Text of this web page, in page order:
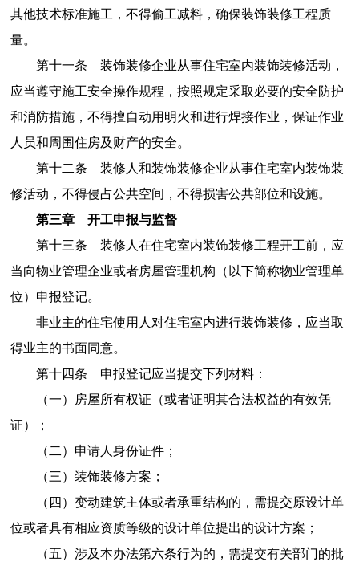
其他技术标准施工，不得偷工减料，确保装饰装修工程质
量。
第十一条 装饰装修企业从事住宅室内装饰装修活动，
应当遵守施工安全操作规程，按照规定采取必要的安全防护
和消防措施，不得擅自动用明火和进行焊接作业，保证作业
人员和周围住房及财产的安全。
第十二条 装修人和装饰装修企业从事住宅室内装饰装
修活动，不得侵占公共空间，不得损害公共部位和设施。
第三章 开工申报与监督
第十三条 装修人在住宅室内装饰装修工程开工前，应
当向物业管理企业或者房屋管理机构（以下简称物业管理单
位）申报登记。
非业主的住宅使用人对住宅室内进行装饰装修，应当取
得业主的书面同意。
第十四条 申报登记应当提交下列材料：
（一）房屋所有权证（或者证明其合法权益的有效凭
证）；
（二）申请人身份证件；
（三）装饰装修方案；
（四）变动建筑主体或者承重结构的，需提交原设计单
位或者具有相应资质等级的设计单位提出的设计方案；
（五）涉及本办法第六条行为的，需提交有关部门的批